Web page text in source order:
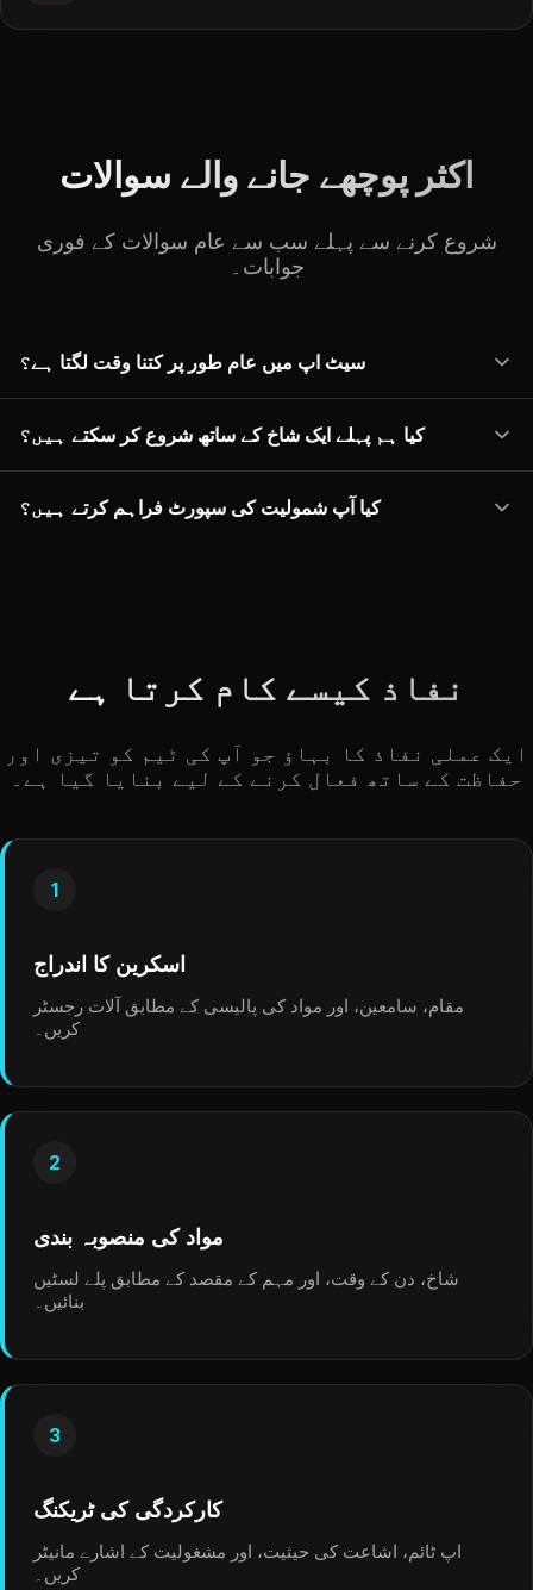
اکثر پوچھے جانے والے سوالات
شروع کرنے سے پہلے سب سے عام سوالات کے فوری
جوابات۔
سیٹ اپ میں عام طور پر کتنا وقت لگتا ہے؟
کیا ہم پہلے ایک شاخ کے ساتھ شروع کر سکتے ہیں؟
کیا آپ شمولیت کی سپورٹ فراہم کرتے ہیں؟
نفاذ کیسے کام کرتا ہے
ایک عملی نفاذ کا بہاؤ جو آپ کی ٹیم کو تیزی اور
حفاظت کے ساتھ فعال کرنے کے لیے بنایا گیا ہے۔
1
اسکرین کا اندراج
مقام، سامعین، اور مواد کی پالیسی کے مطابق آلات رجسٹر
کریں۔
2
مواد کی منصوبہ بندی
شاخ، دن کے وقت، اور مہم کے مقصد کے مطابق پلے لسٹیں
بنائیں۔
3
کارکردگی کی ٹریکنگ
اپ ٹائم، اشاعت کی حیثیت، اور مشغولیت کے اشارے مانیٹر
کریں۔